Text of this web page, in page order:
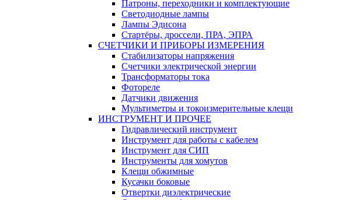
Патроны, переходники и комплектующие
Светодиодные лампы
Лампы Эдисона
Стартёры, дроссели, ПРА, ЭПРА
СЧЕТЧИКИ И ПРИБОРЫ ИЗМЕРЕНИЯ
Стабилизаторы напряжения
Счетчики электрической энергии
Трансформаторы тока
Фотореле
Датчики движения
Мультиметры и токоизмерительные клещи
ИНСТРУМЕНТ И ПРОЧЕЕ
Гидравлический инструмент
Инструмент для работы с кабелем
Инструмент для СИП
Инструменты для хомутов
Клещи обжимные
Кусачки боковые
Отвертки диэлектрические